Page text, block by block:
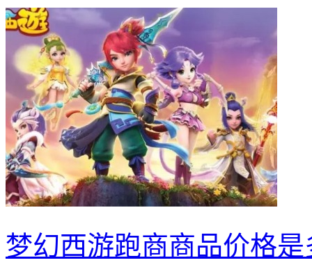
梦幻西游跑商商品价格